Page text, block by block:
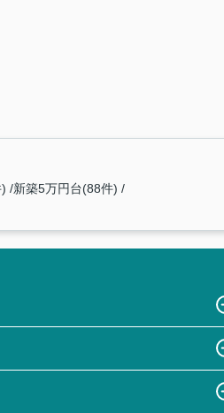
新築5万円台(88件)